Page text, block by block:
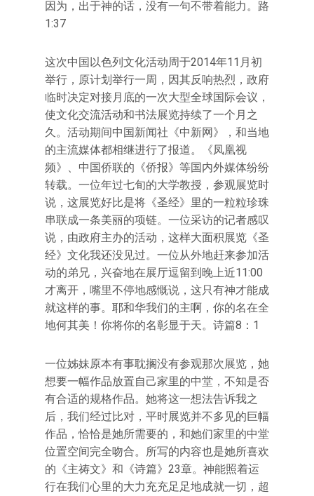
因为，出于神的话，没有一句不带着能力。路
1:37
这次中国以色列文化活动周于2014年11月初
举行，原计划举行一周，因其反响热烈，政府
临时决定对接月底的一次大型全球国际会议，
使文化交流活动和书法展览持续了一个月之
久。活动期间中国新闻社《中新网》，和当地
的主流媒体都相继进行了报道。《凤凰视
频》、中国侨联的《侨报》等国内外媒体纷纷
转载。一位年过七旬的大学教授，参观展览时
说，这展览好比是将《圣经》里的一粒粒珍珠
串联成一条美丽的项链。一位采访的记者感叹
说，由政府主办的活动，这样大面积展览《圣
经》文化我还没见过。一位从外地赶来参加活
动的弟兄，兴奋地在展厅逗留到晚上近11:00
才离开，嘴里不停地感慨说，这只有神才能成
就这样的事。耶和华我们的主啊，你的名在全
地何其美！你将你的名彰显于天。诗篇8：1
一位姊妹原本有事耽搁没有参观那次展览，她
想要一幅作品放置自己家里的中堂，不知是否
有合适的规格作品。她将这一想法告诉我之
后，我们经过比对，平时展览并不多见的巨幅
作品，恰恰是她所需要的，和她们家里的中堂
位置空间完全吻合。所写的内容也是她所喜欢
的《主祷文》和《诗篇》23章。神能照着运
行在我们心里的大力充充足足地成就一切，超